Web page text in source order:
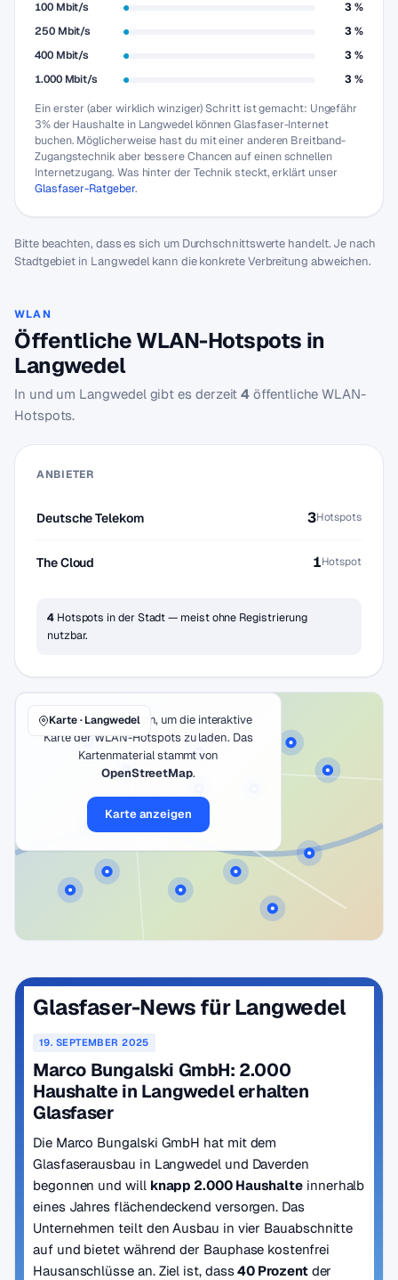
100 Mbit/s
3 %
250 Mbit/s
3 %
400 Mbit/s
3 %
1.000 Mbit/s
3 %
Ein erster (aber wirklich winziger) Schritt ist gemacht: Ungefähr
3% der Haushalte in Langwedel können Glasfaser-Internet
buchen. Möglicherweise hast du mit einer anderen Breitband-
Zugangstechnik aber bessere Chancen auf einen schnellen
Internetzugang. Was hinter der Technik steckt, erklärt unser
Glasfaser-Ratgeber.
Bitte beachten, dass es sich um Durchschnittswerte handelt. Je nach
Stadtgebiet in Langwedel kann die konkrete Verbreitung abweichen.
WLAN
Öffentliche WLAN-Hotspots in
Langwedel
In und um Langwedel gibt es derzeit4 öffentliche WLAN-
Hotspots.
ANBIETER
Deutsche Telekom 3Hotspots
The Cloud 1Hotspot
4Hotspots in der Stadt — meist ohne Registrierung
nutzbar.
Klicke auf den Button, um die interaktive
Karte der WLAN-Hotspots zu laden. Das
Kartenmaterial stammt von
OpenStreetMap.
Karte anzeigen
Karte · Langwedel
Glasfaser-News für Langwedel
19. SEPTEMBER 2025
Marco Bungalski GmbH: 2.000
Haushalte in Langwedel erhalten
Glasfaser
Die Marco Bungalski GmbH hat mit dem
Glasfaserausbau in Langwedel und Daverden
begonnen und will knapp 2.000 Haushalte innerhalb
eines Jahres flächendeckend versorgen. Das
Unternehmen teilt den Ausbau in vier Bauabschnitte
auf und bietet während der Bauphase kostenfrei
Hausanschlüsse an. Ziel ist, dass40 Prozentder